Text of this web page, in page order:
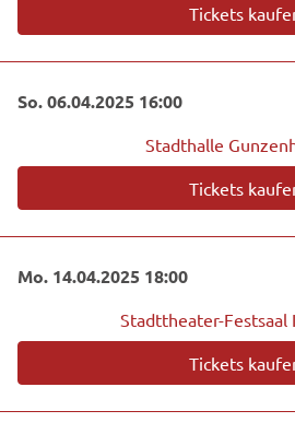
Tickets
So. 06.04.2025 16:00
Stadthalle
Tickets
Mo. 14.04.2025 18:00
Stadttheater-Festsaal
Tickets